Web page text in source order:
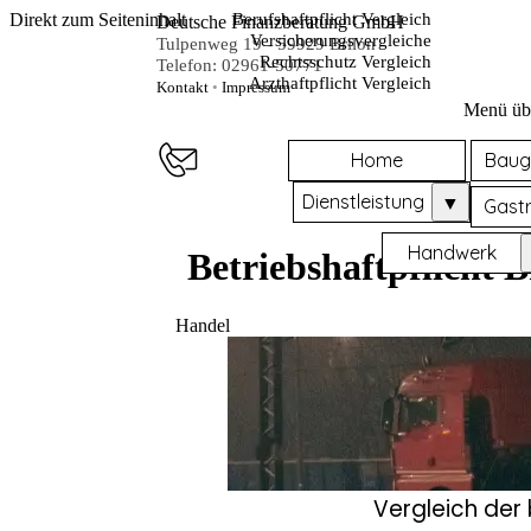
Direkt zum Seiteninhalt
Menü
Home
Dienstleistung
▼
Handwerk
Betriebshaftpflicht
Handel
Vergleich der
Berufshaftpflicht Vergleich
Versicherungsvergleiche
Rechtsschutz Vergleich
Arzthaftpflicht Vergleich
Deutsche Finanzberatung GmbH
Tulpenweg 19 - 59929 Brilon
Telefon: 02961-50771
Kontakt • Impressum